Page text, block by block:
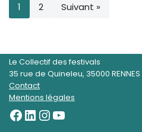
1 2 Suivant »
Le Collectif des festivals
35 rue de Quineleu, 35000 RENNES
Contact
Mentions légales